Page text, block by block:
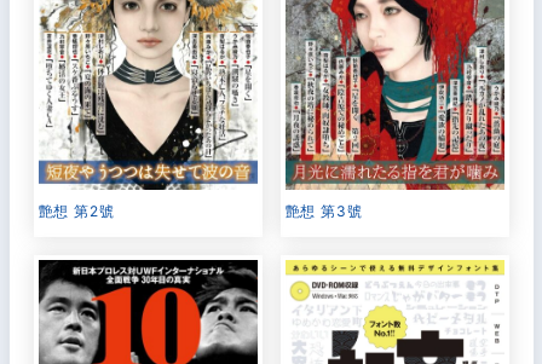
艶想 第2號 艶想 第3號